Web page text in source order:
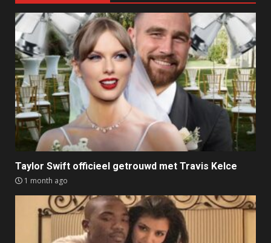
Taylor Swift officieel getrouwd met Travis Kelce
1 month ago